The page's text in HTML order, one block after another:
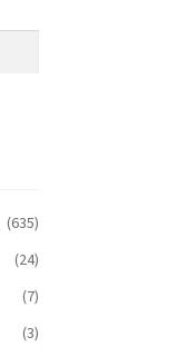
(635)
(24)
(7)
(3)